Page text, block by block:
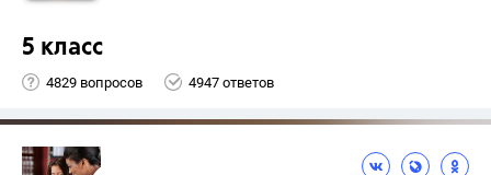
5 класс
4829 вопросов 4947 ответов